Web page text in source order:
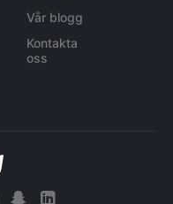
Vår blogg
Kontakta
oss